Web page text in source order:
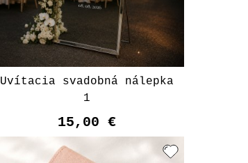
Uvítacia svadobná nálepka
1
15,00 €
Vyberte variant